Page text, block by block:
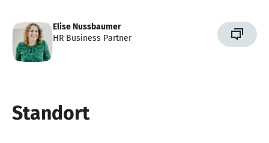
Elise Nussbaumer
HR Business Partner
Standort